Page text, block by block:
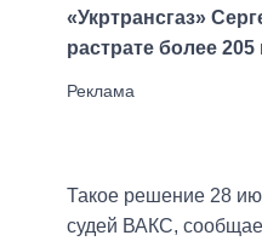
«Укртрансгаз»
растрате более
Такое решение 28
судей ВАКС,